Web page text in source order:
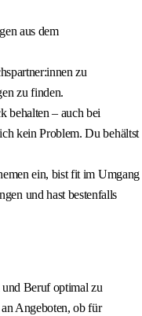
aus dem
zu
zu finden.
behalten – auch bei
kein Problem. Du behältst
ein, bist fit im Umgang
und hast bestenfalls
Beruf optimal zu
Angeboten, ob für